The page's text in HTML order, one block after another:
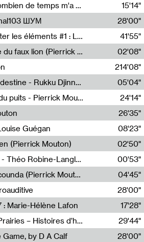
Impossible de savoir combien de temps m'a échappé
15'14"
ШУМ
28'00"
Sous le paysage - Habiter les éléments #1 : Les éléments et les débordements du vivant
41'55"
Simb Gaïdé ou la danse du faux lion (Pierrick Mouton)
02'08"
214'08"
Non à l'émigration Clandestine - Rukku Djinne Squad (Eden Tinto Collins)
Djinne
05'04"
Mama Counda, l'esprit du puits - Pierrick Mouton
24'14"
26'35"
Guégan
08'23"
(Pierrick Mouton)
02'50"
Dans la nuit les nuages - Théo Robine-Langlois
Beat
00'53"
Bathi Diabaye - Tambacounda (Pierrick Mouton)
04'45"
28'00"
: Marie-Hélène Lafon
Hélène Lafon
17'28"
Paysages animés #3 : Prairies – Histoires d’herbes et d’humains
29'44"
Game, by D A Calf
28'00"